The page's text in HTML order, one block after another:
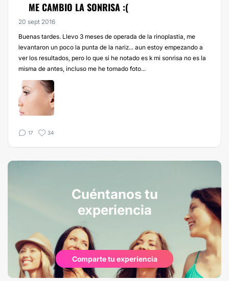
ME CAMBIO LA SONRISA :(
20 sept 2016
Buenas tardes. Llevo 3 meses de operada de la rinoplastia, me
levantaron un poco la punta de la nariz... aun estoy empezando a
ver los resultados, pero lo que si he notado es k mi sonrisa no es la
misma de antes, incluso me he tomado foto...
17 34
Cuéntanos tu
experiencia
Comparte tu experiencia